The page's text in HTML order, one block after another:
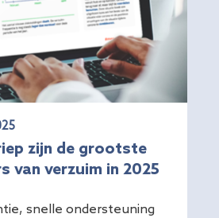
zijn de grootste
van verzuim in 2025
snelle ondersteuning